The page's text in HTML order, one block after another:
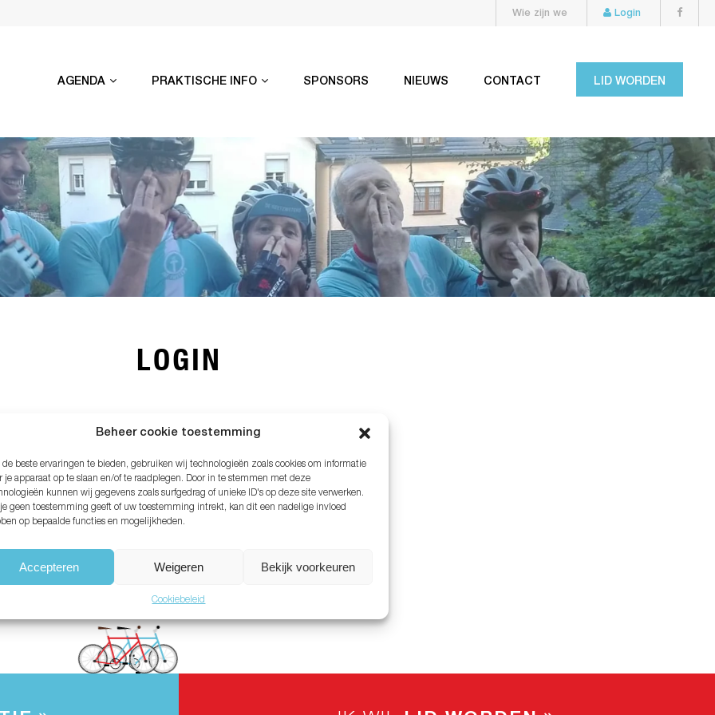
Beheer cookie toestemming
de beste ervaringen te bieden, gebruiken wij technologieën zoals cookies om informatie
je apparaat op te slaan en/of te raadplegen. Door in te stemmen met deze
kunnen wij gegevens zoals surfgedrag of unieke ID's op deze site verwerken.
geen toestemming geeft of uw toestemming intrekt, kan dit een nadelige invloed
op bepaalde functies en mogelijkheden.
Accepteren Weigeren Bekijk voorkeuren
Cookiebeleid
Wie zijn we Login
AGENDA PRAKTISCHE INFO SPONSORS NIEUWS CONTACT LID WORDEN
LOGIN
vergeten?